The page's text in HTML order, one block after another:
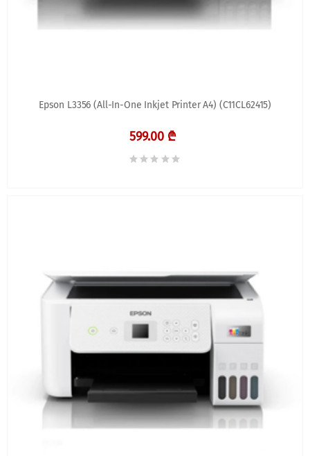
Epson L3356 (All-In-One Inkjet Printer A4) (C11CL62415)
599.00 ₾